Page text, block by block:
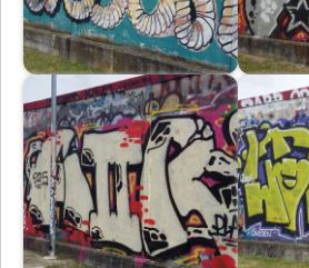
Immagine Immagine